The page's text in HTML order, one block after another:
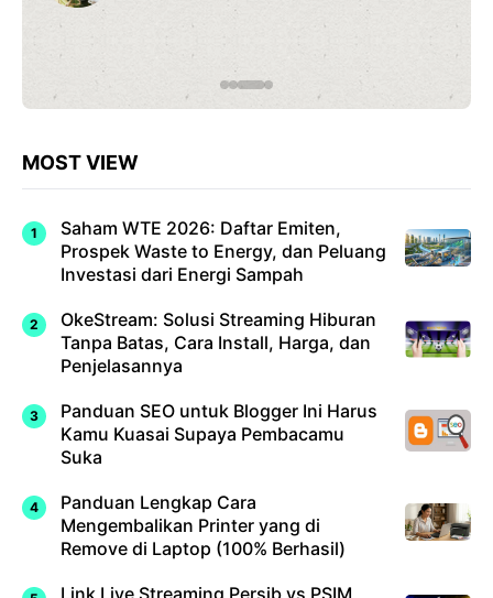
MOST VIEW
Saham WTE 2026: Daftar Emiten,
Prospek Waste to Energy, dan Peluang
Investasi dari Energi Sampah
OkeStream: Solusi Streaming Hiburan
Tanpa Batas, Cara Install, Harga, dan
Penjelasannya
Panduan SEO untuk Blogger Ini Harus
Kamu Kuasai Supaya Pembacamu
Suka
Panduan Lengkap Cara
Mengembalikan Printer yang di
Remove di Laptop (100% Berhasil)